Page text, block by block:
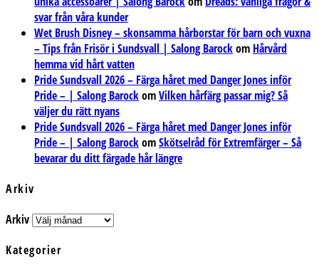
svar från våra kunder
Wet Brush Disney – skonsamma hårborstar för barn och vuxna
– Tips från Frisör i Sundsvall | Salong Barockom Hårvård
hemma vid hårt vatten
Pride Sundsvall 2026 – Färga håret med Danger Jones inför
Pride – | Salong BarockomVilken hårfärg passar mig? Så
väljer du rätt nyans
Pride Sundsvall 2026 – Färga håret med Danger Jones inför
Pride – | Salong BarockomSkötselråd för Extremfärger – Så
bevarar du ditt färgade hår längre
Arkiv
Arkiv
Kategorier